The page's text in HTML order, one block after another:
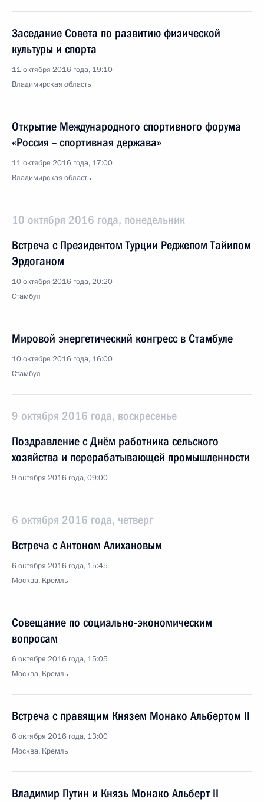
Заседание Совета по развитию физической
культуры и спорта
11 октября 2016 года, 19:10
Владимирская область
Открытие Международного спортивного форума
«Россия – спортивная держава»
11 октября 2016 года, 17:00
Владимирская область
10 октября 2016 года, понедельник
Встреча с Президентом Турции Реджепом Тайипом
Эрдоганом
10 октября 2016 года, 20:20
Стамбул
Мировой энергетический конгресс в Стамбуле
10 октября 2016 года, 16:00
Стамбул
9 октября 2016 года, воскресенье
Поздравление с Днём работника сельского
хозяйства и перерабатывающей промышленности
9 октября 2016 года, 09:00
6 октября 2016 года, четверг
Встреча с Антоном Алихановым
6 октября 2016 года, 15:45
Москва, Кремль
Совещание по социально-экономическим
вопросам
6 октября 2016 года, 15:05
Москва, Кремль
Встреча с правящим Князем Монако Альбертом II
6 октября 2016 года, 13:00
Москва, Кремль
Владимир Путин и Князь Монако Альберт II